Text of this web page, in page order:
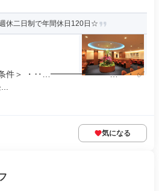
休二日制で年間休日120日☆
迎条件＞ ・‥…━━━━━━━…‥・ ✅
気になる